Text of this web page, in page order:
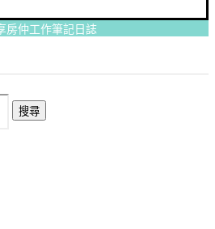
房仲工作筆記日誌
搜尋